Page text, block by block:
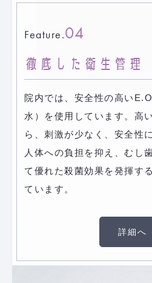
Feature.04
徹底した衛生管理
院内では、安全性の高い
水）を使用しています。高
ら、刺激が少なく、安全性
人体への負担を抑え、むし
て優れた殺菌効果を発揮す
ています。
詳細へ